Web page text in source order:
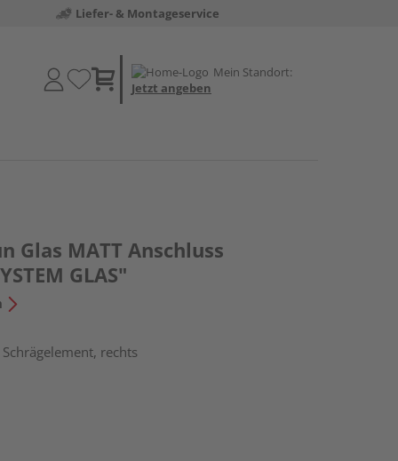
Liefer- & Montageservice
Mein Standort:
Jetzt angeben
Glas MATT Anschluss
GLAS"
rechts